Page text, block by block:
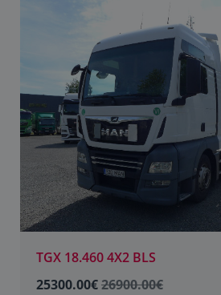
TGX 18.460 4X2 BLS
25300.00€26900.00€